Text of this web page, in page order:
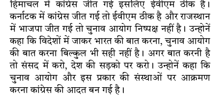
हिमाचल में कांग्रेस जीत गई इसलिए ईवीएम ठीक है।
कर्नाटक में कांग्रेस जीत गई तो ईवीएम ठीक है और राजस्थान
में भाजपा जीत गई तो चुनाव आयोग निष्पक्ष नहीं है। उन्होनें
कहा कि विदेशों में जाकर भारत की बात करना, चुनाव आयोग
की बात करना बिल्कुल भी सही नहीं है। अगर बात करनी है
तो संसद में करो, देश की सड़को पर करो। उन्होनें कहा कि
चुनाव आयोग और इस प्रकार की संस्थाओं पर आक्रमण
करना कांग्रेस की आदत बन गई है।